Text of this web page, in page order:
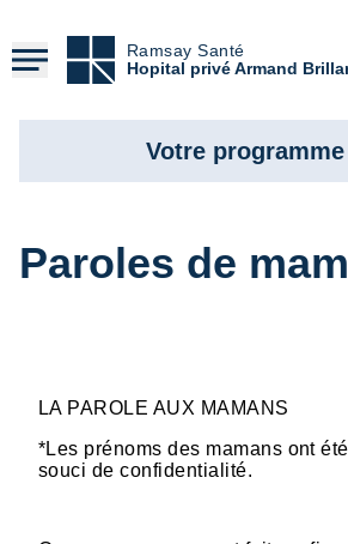
contenu
principal
Ramsay Santé
Hopital privé Armand
Paroles de
LA PAROLE AUX MAMANS
*Les prénoms des mamans ont
souci de confidentialité.
Votre programme